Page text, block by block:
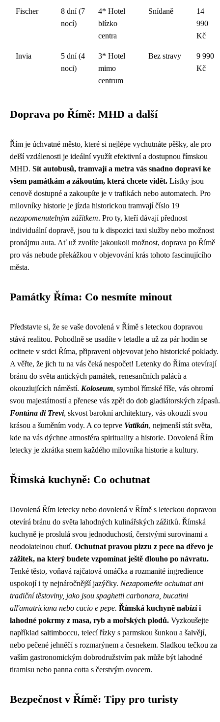
Fischer
8 dní (7
nocí)
4* Hotel
blízko
centra
Snídaně
14
990
Kč
Invia
5 dní (4
noci)
3* Hotel
mimo
centrum
Bez stravy
9 990
Kč
Doprava po Římě: MHD a další
Řím je úchvatné město, které si nejlépe vychutnáte pěšky, ale pro
delší vzdálenosti je ideální využít efektivní a dostupnou římskou
MHD. Sít autobusů, tramvají a metra vás snadno dopraví ke
všem památkám a zákoutím, která chcete vidět. Lístky jsou
cenově dostupné a zakoupíte je v trafikách nebo automatech. Pro
milovníky historie je jízda historickou tramvají číslo 19
nezapomenutelným zážitkem. Pro ty, kteří dávají přednost
individuální dopravě, jsou tu k dispozici taxi služby nebo možnost
pronájmu auta. Ať už zvolíte jakoukoli možnost, doprava po Římě
pro vás nebude překážkou v objevování krás tohoto fascinujícího
města.
Památky Říma: Co nesmíte minout
Představte si, že se vaše dovolená v Římě s leteckou dopravou
stává realitou. Pohodlně se usadíte v letadle a už za pár hodin se
ocitnete v srdci Říma, připraveni objevovat jeho historické poklady.
A věřte, že jich tu na vás čeká nespočet! Letenky do Říma otevírají
bránu do světa antických památek, renesančních paláců a
okouzlujících náměstí. Koloseum, symbol římské říše, vás ohromí
svou majestátností a přenese vás zpět do dob gladiátorských zápasů.
Fontána di Trevi, skvost barokní architektury, vás okouzlí svou
krásou a šuměním vody. A co teprve Vatikán, nejmenší stát světa,
kde na vás dýchne atmosféra spirituality a historie. Dovolená Řím
letecky je zkrátka snem každého milovníka historie a kultury.
Římská kuchyně: Co ochutnat
Dovolená Řím letecky nebo dovolená v Římě s leteckou dopravou
otevírá bránu do světa lahodných kulinářských zážitků. Římská
kuchyně je proslulá svou jednoduchostí, čerstvými surovinami a
neodolatelnou chutí. Ochutnat pravou pizzu z pece na dřevo je
zážitek, na který budete vzpomínat ještě dlouho po návratu.
Tenké těsto, voňavá rajčatová omáčka a rozmanité ingredience
uspokojí i ty nejnáročnější jazýčky. Nezapomeňte ochutnat ani
tradiční těstoviny, jako jsou spaghetti carbonara, bucatini
all'amatriciana nebo cacio e pepe. Římská kuchyně nabízí i
lahodné pokrmy z masa, ryb a mořských plodů. Vyzkoušejte
například saltimboccu, telecí řízky s parmskou šunkou a šalvějí,
nebo pečené jehněčí s rozmarýnem a česnekem. Sladkou tečkou za
vaším gastronomickým dobrodružstvím pak může být lahodné
tiramisu nebo panna cotta s čerstvým ovocem.
Bezpečnost v Římě: Tipy pro turisty